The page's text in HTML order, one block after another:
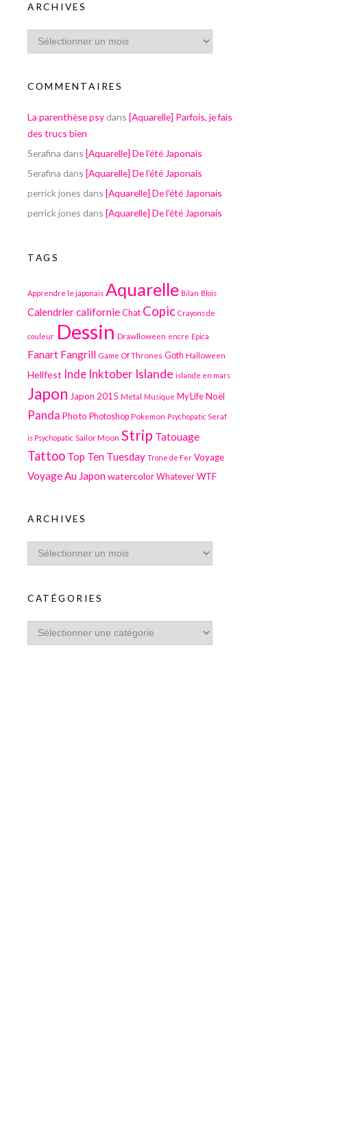
ARCHIVES
COMMENTAIRES
La parenthèse psy dans [Aquarelle] Parfois, je fais
des trucs bien
Serafina dans [Aquarelle] De l’été Japonais
Serafina dans [Aquarelle] De l’été Japonais
perrick jones dans [Aquarelle] De l’été Japonais
perrick jones dans [Aquarelle] De l’été Japonais
TAGS
Apprendre le japonais Aquarelle Bilan Blois
Calendriercalifornie Chat Copic Crayons de
couleur Dessin Drawlloween encre Epica
Fanart Fangrill Game Of Thrones Goth Halloween
Hellfest Inde Inktober Islande islande en mars
Japon Japon 2015 Metal Musique My Life Noël
Panda Photo Photoshop Pokemon Psychopatic Seraf
is Psychopatic Sailor Moon Strip Tatouage
Tattoo Top Ten Tuesday Trone de Fer Voyage
Voyage Au Japonwatercolor Whatever WTF
ARCHIVES
CATÉGORIES